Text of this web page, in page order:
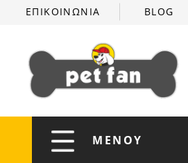
ΕΠΙΚΟΙΝΩΝΙΑ BLOG
ΜΕΝΟΥ